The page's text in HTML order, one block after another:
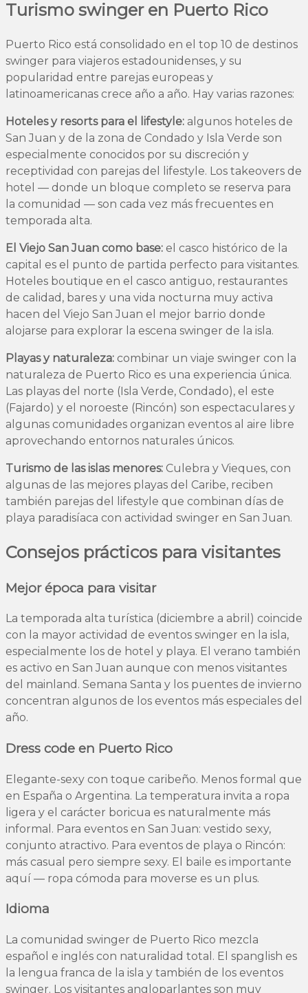
Turismo swinger en Puerto Rico
Puerto Rico está consolidado en el top 10 de destinos
swinger para viajeros estadounidenses, y su
popularidad entre parejas europeas y
latinoamericanas crece año a año. Hay varias razones:
Hoteles y resorts para el lifestyle: algunos hoteles de
San Juan y de la zona de Condado y Isla Verde son
especialmente conocidos por su discreción y
receptividad con parejas del lifestyle. Los takeovers de
hotel — donde un bloque completo se reserva para
la comunidad — son cada vez más frecuentes en
temporada alta.
El Viejo San Juan como base: el casco histórico de la
capital es el punto de partida perfecto para visitantes.
Hoteles boutique en el casco antiguo, restaurantes
de calidad, bares y una vida nocturna muy activa
hacen del Viejo San Juan el mejor barrio donde
alojarse para explorar la escena swinger de la isla.
Playas y naturaleza: combinar un viaje swinger con la
naturaleza de Puerto Rico es una experiencia única.
Las playas del norte (Isla Verde, Condado), el este
(Fajardo) y el noroeste (Rincón) son espectaculares y
algunas comunidades organizan eventos al aire libre
aprovechando entornos naturales únicos.
Turismo de las islas menores: Culebra y Vieques, con
algunas de las mejores playas del Caribe, reciben
también parejas del lifestyle que combinan días de
playa paradisíaca con actividad swinger en San Juan.
Consejos prácticos para visitantes
Mejor época para visitar
La temporada alta turística (diciembre a abril) coincide
con la mayor actividad de eventos swinger en la isla,
especialmente los de hotel y playa. El verano también
es activo en San Juan aunque con menos visitantes
del mainland. Semana Santa y los puentes de invierno
concentran algunos de los eventos más especiales del
año.
Dress code en Puerto Rico
Elegante-sexy con toque caribeño. Menos formal que
en España o Argentina. La temperatura invita a ropa
ligera y el carácter boricua es naturalmente más
informal. Para eventos en San Juan: vestido sexy,
conjunto atractivo. Para eventos de playa o Rincón:
más casual pero siempre sexy. El baile es importante
aquí — ropa cómoda para moverse es un plus.
Idioma
La comunidad swinger de Puerto Rico mezcla
español e inglés con naturalidad total. El spanglish es
la lengua franca de la isla y también de los eventos
swinger. Los visitantes angloparlantes son muy